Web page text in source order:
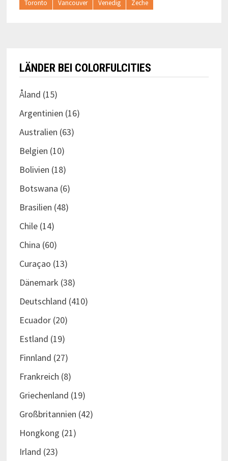
Toronto Vancouver Venedig Zeche
LÄNDER BEI COLORFULCITIES
Åland (15)
Argentinien (16)
Australien (63)
Belgien (10)
Bolivien (18)
Botswana (6)
Brasilien (48)
Chile(14)
China (60)
Curaçao (13)
Dänemark (38)
Deutschland (410)
Ecuador(20)
Estland (19)
Finnland (27)
Frankreich (8)
Griechenland (19)
Großbritannien (42)
Hongkong (21)
Irland (23)